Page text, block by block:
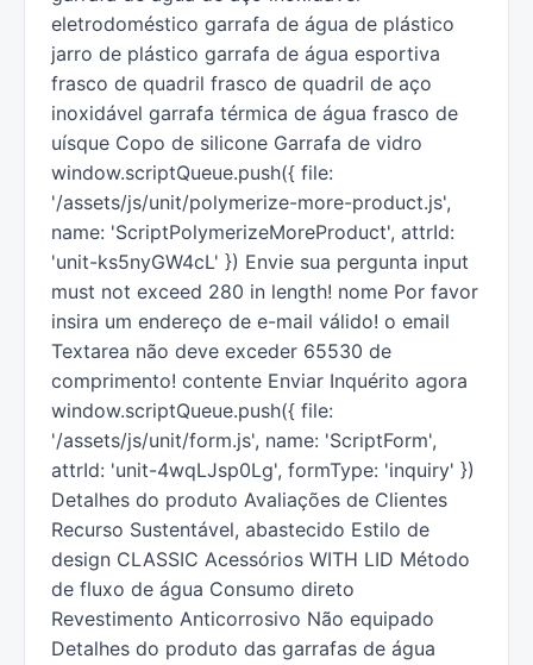
eletrodoméstico garrafa de água de plástico
jarro de plástico garrafa de água esportiva
frasco de quadril frasco de quadril de aço
inoxidável garrafa térmica de água frasco de
uísque Copo de silicone Garrafa de vidro
window.scriptQueue.push({ file:
'/assets/js/unit/polymerize-more-product.js',
name: 'ScriptPolymerizeMoreProduct', attrId:
'unit-ks5nyGW4cL' }) Envie sua pergunta input
must not exceed 280 in length! nome Por favor
insira um endereço de e-mail válido! o email
Textarea não deve exceder 65530 de
comprimento! contente Enviar Inquérito agora
window.scriptQueue.push({ file:
'/assets/js/unit/form.js', name: 'ScriptForm',
attrId: 'unit-4wqLJsp0Lg', formType: 'inquiry' })
Detalhes do produto Avaliações de Clientes
Recurso Sustentável, abastecido Estilo de
design CLASSIC Acessórios WITH LID Método
de fluxo de água Consumo direto
Revestimento Anticorrosivo Não equipado
Detalhes do produto das garrafas de água